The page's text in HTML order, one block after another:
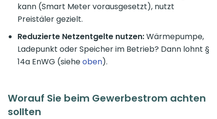
kann (Smart Meter vorausgesetzt), nutzt
Preistäler gezielt.
Reduzierte Netzentgelte nutzen:Wärmepumpe,
Ladepunkt oder Speicher im Betrieb? Dann lohnt §
14a EnWG (sieheoben).
Worauf Sie beim Gewerbestrom achten
sollten